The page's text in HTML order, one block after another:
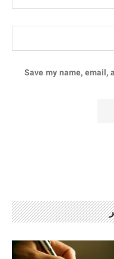
Save my name, email,